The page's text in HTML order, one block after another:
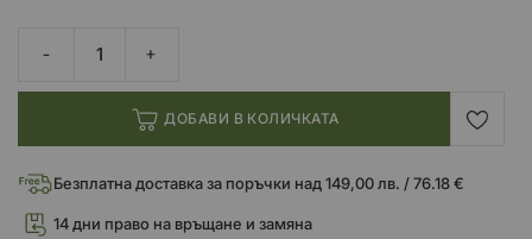
ДОБАВИ В КОЛИЧКАТА
Безплатна доставка за поръчки над 149,00 лв. / 76.18 €
14 дни право на връщане и замяна